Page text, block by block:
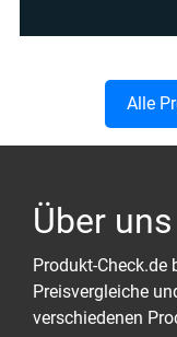
Alle
Über uns
Produkt-Check.de
Preisvergleiche
verschiedenen